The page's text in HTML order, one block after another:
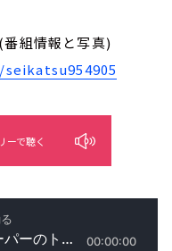
(番組情報と写真)
ーで聴く